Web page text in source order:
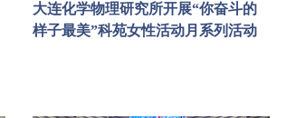
大连化学物理研究所开展“你奋斗的
样子最美”科苑女性活动月系列活动